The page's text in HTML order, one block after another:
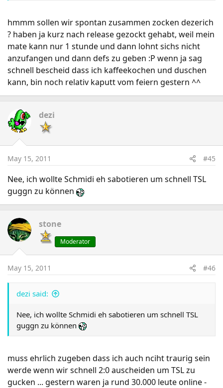
hmmm sollen wir spontan zusammen zocken dezerich
? haben ja kurz nach release gezockt gehabt, weil mein
mate kann nur 1 stunde und dann lohnt sichs nicht
anzufangen und dann defs zu geben :P wenn ja sag
schnell bescheid dass ich kaffeekochen und duschen
kann, bin noch relativ kaputt vom feiern gestern ^^
dezi
May 15, 2011 #45
Nee, ich wollte Schmidi eh sabotieren um schnell TSL
guggn zu können
stone
Moderator
May 15, 2011 #46
dezi said:
Nee, ich wollte Schmidi eh sabotieren um schnell TSL
guggn zu können
muss ehrlich zugeben dass ich auch nciht traurig sein
werde wenn wir schnell 2:0 auscheiden um TSL zu
gucken ... gestern waren ja rund 30.000 leute online -